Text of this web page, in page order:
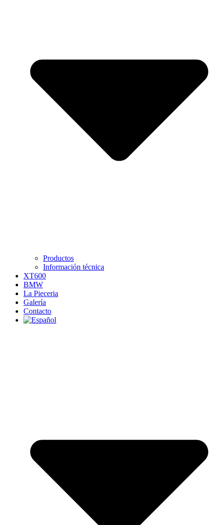
Productos
Información técnica
XT600
BMW
La Pieceria
Galería
Contacto